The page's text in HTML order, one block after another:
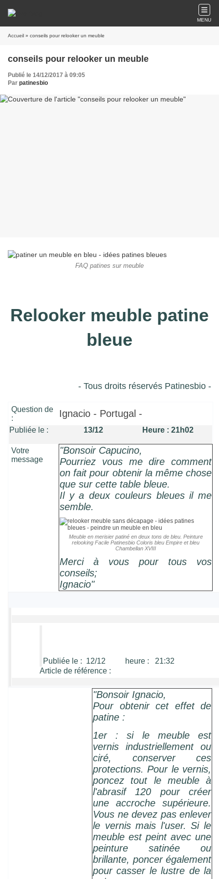
MENU
Accueil » conseils pour relooker un meuble
conseils pour relooker un meuble
Publié le 14/12/2017 à 09:05
Par patinesbio
FAQ patines sur meuble
Relooker meuble patine
bleue
- Tous droits réservés Patinesbio -
Question de
:
Ignacio - Portugal -
Publiée le : 13/12 Heure : 21h02
Votre
message
"Bonsoir Capucino,
Pourriez vous me dire comment
on fait pour obtenir la même chose
que sur cette table bleue.
Il y a deux couleurs bleues il me
semble.
Meuble en merisier patiné en deux tons de bleu. Peinture
relooking Facile Patinesbio Coloris bleu Empire et bleu
Chambellan XVIII
Merci à vous pour tous vos
conseils;
Ignacio"
Publiée le : 12/12 heure : 21:32
Article de référence :
"Bonsoir Ignacio,
Pour obtenir cet effet de
patine :
1er : si le meuble est
vernis industriellement ou
ciré, conserver ces
protections. Pour le vernis,
poncez tout le meuble à
l'abrasif 120 pour créer
une accroche supérieure.
Vous ne devez pas enlever
le vernis mais l'user. Si le
meuble est peint avec une
peinture satinée ou
brillante, poncer également
pour casser le lustre de la